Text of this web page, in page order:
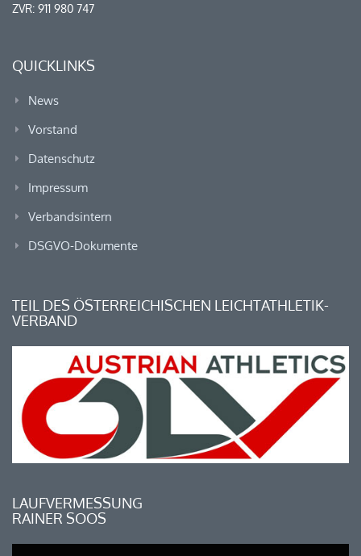
ZVR: 911 980 747
QUICKLINKS
News
Vorstand
Datenschutz
Impressum
Verbandsintern
DSGVO-Dokumente
TEIL DES ÖSTERREICHISCHEN LEICHTATHLETIK-
VERBAND
LAUFVERMESSUNG
RAINER SOOS